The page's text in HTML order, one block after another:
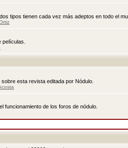
tipos tienen cada vez más adeptos en todo el
esta revista editada por Nódulo.
funcionamiento de los foros de nódulo.